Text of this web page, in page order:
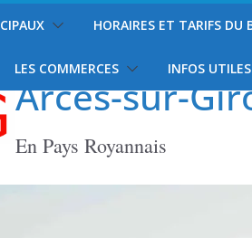
Arces-sur-
En Pays Royannais
HORAIRES ET TARIFS DU
LES COMMERCES INFOS UTILES